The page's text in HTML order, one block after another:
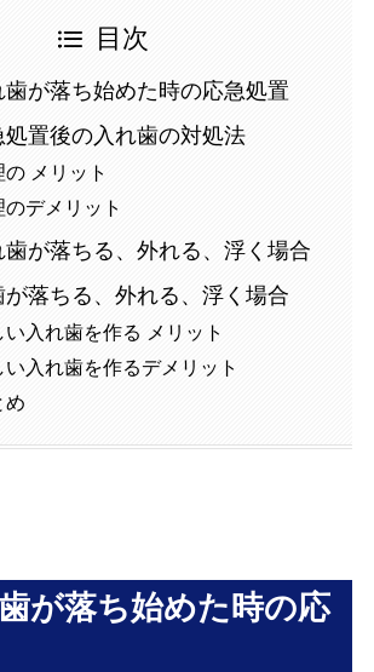
目次
歯が落ち始めた時の応急処置
処置後の入れ歯の対処法
の メリット
のデメリット
が落ちる、外れる、浮く場合
落ちる、外れる、浮く場合
い入れ歯を作る メリット
い入れ歯を作るデメリット
め
が落ち始めた時の応